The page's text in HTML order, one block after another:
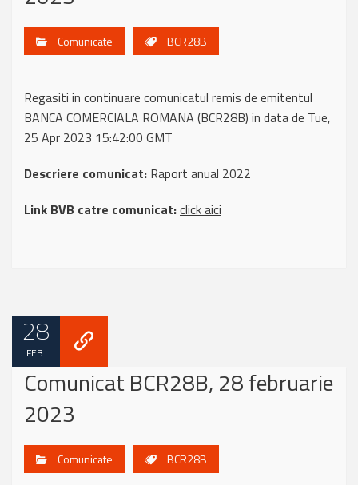
Comunicate BCR28B
Regasiti in continuare comunicatul remis de emitentul
BANCA COMERCIALA ROMANA (BCR28B) in data de Tue,
25 Apr 2023 15:42:00 GMT
Descriere comunicat: Raport anual 2022
Link BVB catre comunicat:click aici
28
FEB.
Comunicat BCR28B, 28 februarie
2023
Comunicate BCR28B